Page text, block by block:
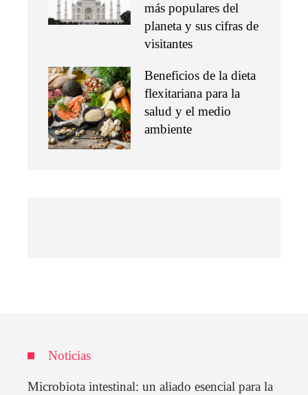
más populares del
planeta y sus cifras de
visitantes
Beneficios de la dieta
flexitariana para la
salud y el medio
ambiente
Noticias
Microbiota intestinal: un aliado esencial para la